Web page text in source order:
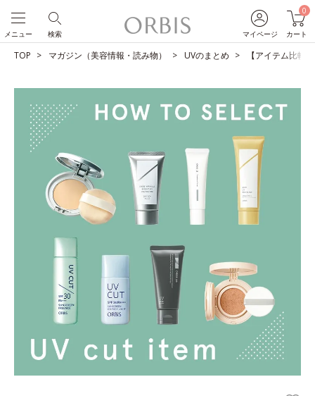
マイページ
0
カート
検索
メニュー
TOP マガジン（美容情報・読み物） UVのまとめ 【アイテム比較